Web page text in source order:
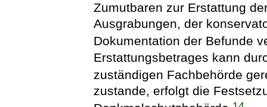
Zumutbaren zur Erstattung
Ausgrabungen, der
Dokumentation der Befunde
Erstattungsbetrages kann
zuständigen Fachbehörde
zustande, erfolgt die